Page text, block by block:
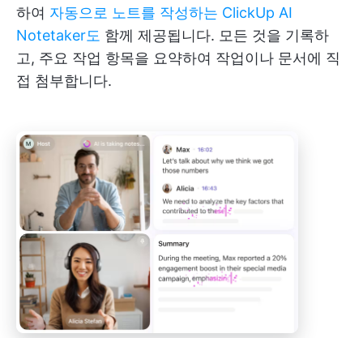
하여 자동으로 노트를 작성하는 ClickUp AI
Notetaker도 함께 제공됩니다. 모든 것을 기록하
고, 주요 작업 항목을 요약하여 작업이나 문서에 직
접 첨부합니다.